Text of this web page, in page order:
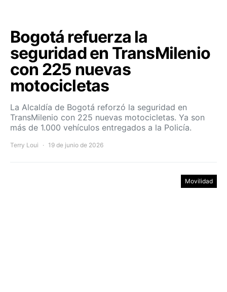
Bogotá refuerza la
seguridad en TransMilenio
con 225 nuevas
motocicletas
La Alcaldía de Bogotá reforzó la seguridad en
TransMilenio con 225 nuevas motocicletas. Ya son
más de 1.000 vehículos entregados a la Policía.
Terry Loui 19 de junio de 2026
Movilidad